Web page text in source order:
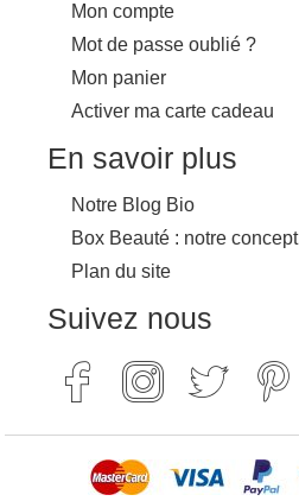
Mon compte
Mot de passe oublié ?
Mon panier
Activer ma carte cadeau
En savoir plus
Notre Blog Bio
Box Beauté : notre concept
Plan du site
Suivez nous